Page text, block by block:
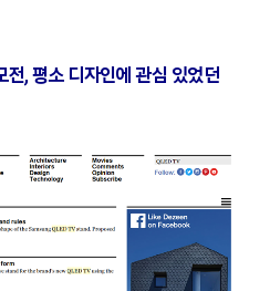
, 평소 디자인에 관심 있었던